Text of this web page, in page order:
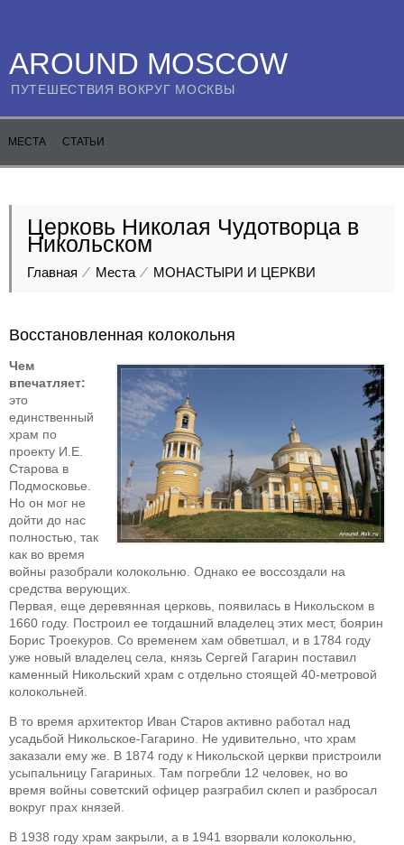
AROUND MOSCOW
ПУТЕШЕСТВИЯ ВОКРУГ МОСКВЫ
МЕСТА СТАТЬИ
Церковь Николая Чудотворца в
Никольском
Главная Места МОНАСТЫРИ И ЦЕРКВИ
Восстановленная колокольня
Чем
впечатляет:
это
единственный
храм по
проекту И.Е.
Старова в
Подмосковье.
Но он мог не
дойти до нас
полностью, так
как во время
войны разобрали колокольню. Однако ее воссоздали на
средства верующих.
Первая, еще деревянная церковь, появилась в Никольском в
1660 году. Построил ее тогдашний владелец этих мест, боярин
Борис Троекуров. Со временем хам обветшал, и в 1784 году
уже новый владелец села, князь Сергей Гагарин поставил
каменный Никольский храм с отдельно стоящей 40-метровой
колокольней.
В то время архитектор Иван Старов активно работал над
усадьбой Никольское-Гагарино. Не удивительно, что храм
заказали ему же. В 1874 году к Никольской церкви пристроили
усыпальницу Гагариных. Там погребли 12 человек, но во
время войны советский офицер разграбил склеп и разбросал
вокруг прах князей.
В 1938 году храм закрыли, а в 1941 взорвали колокольню,